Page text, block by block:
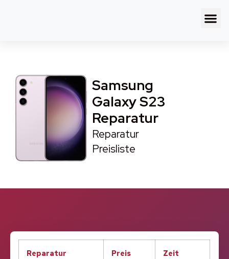
Samsung
Galaxy S23
Reparatur
Reparatur
Preisliste
Reparatur Preis Zeit